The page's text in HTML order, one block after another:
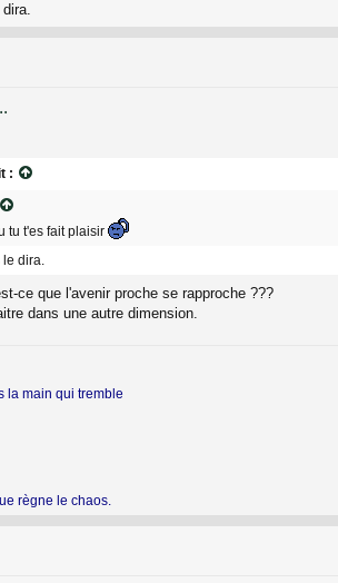
:
tu t'es fait plaisir
le dira.
ce que l'avenir proche se rapproche ???
dans une autre dimension.
la main qui tremble
règne le chaos.